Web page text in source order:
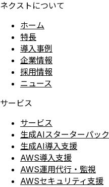
ネクストについて
ホーム
特長
導入事例
企業情報
採用情報
ニュース
サービス
サービス
生成AIスターターパック
生成AI導入支援
AWS導入支援
AWS運用代行・監視
AWSセキュリティ支援